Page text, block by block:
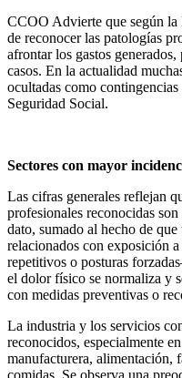
CCOO Advierte que según la
de reconocer las patologías
afrontar los gastos
casos. En la actualidad
ocultadas como
Seguridad Social.
Sectores con mayor
Las cifras generales reflejan
profesionales reconocidas
dato, sumado al hecho de
relacionados con exposición
repetitivos o posturas
el dolor físico se normaliza y
con medidas preventivas o
La industria y los servicios
reconocidos, especialmente
manufacturera, alimentación,
comidas. Se observa una